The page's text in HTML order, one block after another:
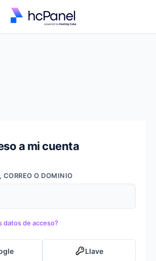
a mi cuenta
CORREO O DOMINIO
datos de acceso?
Llave